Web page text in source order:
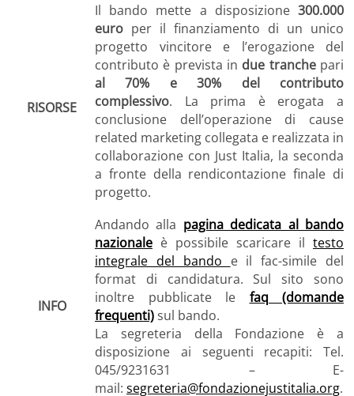
RISORSE
Il bando mette a disposizione 300.000
euro per il finanziamento di un unico
progetto vincitore e l’erogazione del
contributo è prevista in due tranchepari
al 70% e 30% del contributo
complessivo. La prima è erogata a
conclusione dell’operazione di cause
related marketing collegata e realizzata in
collaborazione con Just Italia, la seconda
a fronte della rendicontazione finale di
progetto.
INFO
Andando alla pagina dedicata al bando
nazionale è possibile scaricare il testo
integrale del bando e il fac-simile del
format di candidatura. Sul sito sono
inoltre pubblicate le faq (domande
frequenti)sul bando.
La segreteria della Fondazione è a
disposizione ai seguenti recapiti: Tel.
045/9231631 – E-
mail: segreteria@fondazionejustitalia.org.